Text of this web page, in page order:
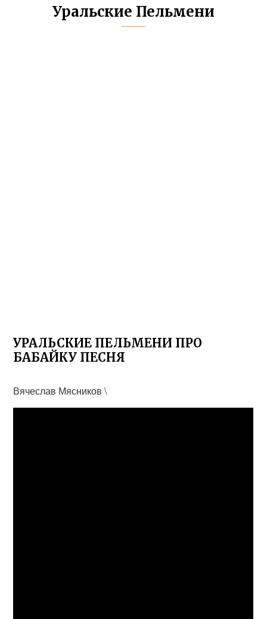
Уральские Пельмени
УРАЛЬСКИЕ ПЕЛЬМЕНИ ПРО
БАБАЙКУ ПЕСНЯ
Вячеслав Мясников \